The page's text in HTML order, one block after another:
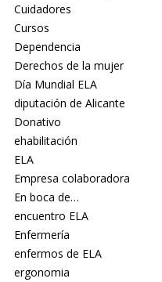
Cuidadores
Cursos
Dependencia
Derechos de la mujer
Día Mundial ELA
diputación de Alicante
Donativo
ehabilitación
ELA
Empresa colaboradora
En boca de…
encuentro ELA
Enfermería
enfermos de ELA
ergonomia